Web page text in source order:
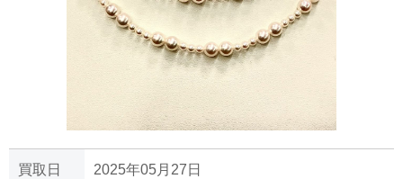
買取日 2025年05月27日